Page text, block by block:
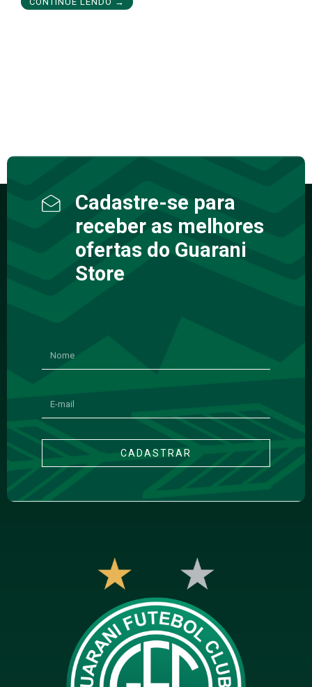
Cadastre-se para
receber as melhores
ofertas do Guarani
Store
CADASTRAR